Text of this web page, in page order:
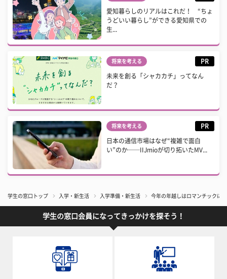
愛知暮らしのリアルはこれだ！ “ちょ
うどいい暮らし”ができる愛知県での
生...
将来を考える PR
未来を創る「シャカカチ」ってなん
だ？
将来を考える PR
日本の通信市場はなぜ“複雑で面白
い”のか──IIJmioが切り拓いたMV...
学生の窓口トップ 入学・新生活 入学準備・新生活 今年の年越しはロマンチックに
学生の窓口会員になってきっかけを探そう！